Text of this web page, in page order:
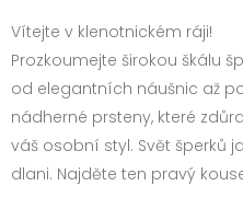
Vítejte v klenotnickém ráji!
Prozkoumejte širokou škálu
od elegantních náušnic až
nádherné prsteny, které
váš osobní styl. Svět šperků
dlani. Najděte ten pravý